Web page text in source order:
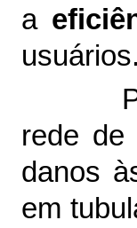
a
usuários.
rede de
danos
em